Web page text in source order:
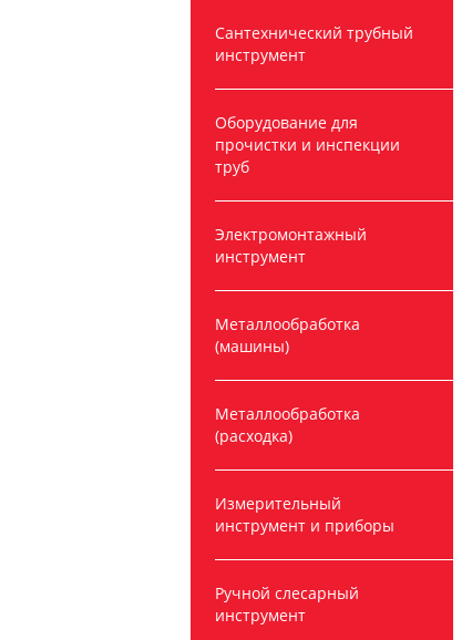
Сантехнический трубный
инструмент
Оборудование для
прочистки и инспекции
труб
Электромонтажный
инструмент
Металлообработка
(машины)
Металлообработка
(расходка)
Измерительный
инструмент и приборы
Ручной слесарный
инструмент